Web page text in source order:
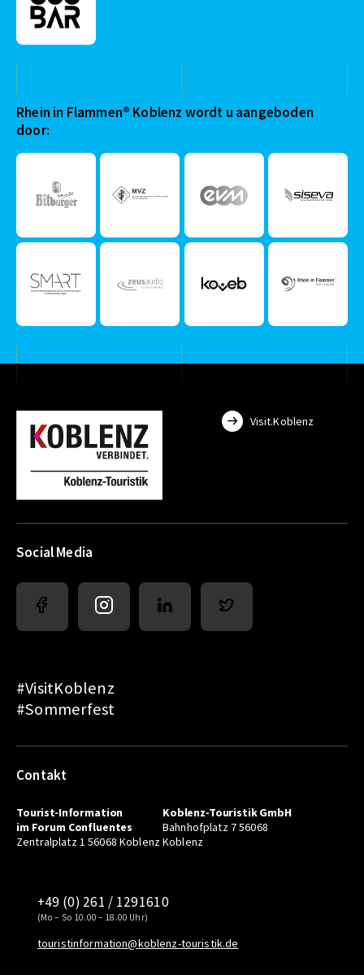
Rhein in Flammen® Koblenz wordt u aangeboden
door:
Visit.Koblenz
Social Media
#VisitKoblenz
#Sommerfest
Contakt
Tourist-Information
im Forum Confluentes
Zentralplatz 1 56068 Koblenz
Koblenz-Touristik GmbH
Bahnhofplatz 7 56068
Koblenz
+49 (0) 261 / 1291610
(Mo – So 10.00 – 18.00 Uhr)
touristinformation@koblenz-touristik.de